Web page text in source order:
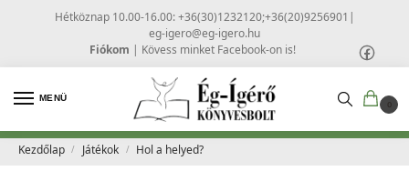
Hétköznap 10.00-16.00: +36(30)1232120;+36(20)9256901 |
eg-igero@eg-igero.hu
Fiókom | Kövess minket Facebook-on is!
MENÜ
0
Kezdőlap / Játékok / Hol a helyed?